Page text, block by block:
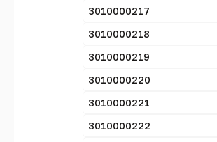
3010000217
3010000218
3010000219
3010000220
3010000221
3010000222